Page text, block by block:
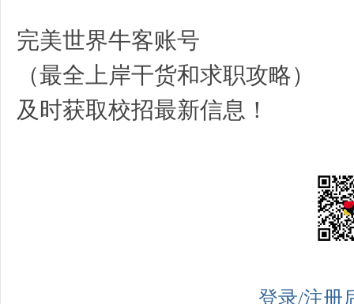
完美世界牛客账号
（最全上岸干货和求职攻略）
及时获取校招最新信息！
登录/注册